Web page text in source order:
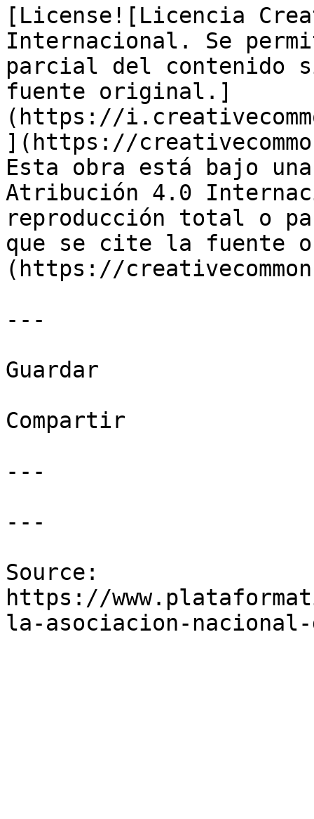
[License![Licencia
Internacional. Se
parcial del contenido
fuente original.]
(https://
](https://
Esta obra está bajo
Atribución 4.0
reproducción total o
que se cite la fuente
(https://
---
Guardar
Compartir
---
---
Source:
https://